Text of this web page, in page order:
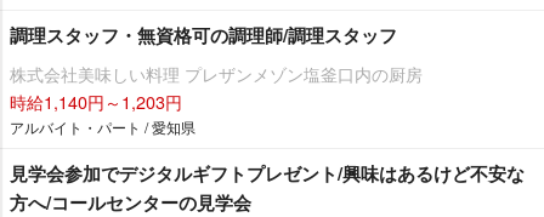
調理スタッフ・無資格可の調理師/調理スタッフ
株式会社美味しい料理 プレザンメゾン塩釜口内の厨房
時給1,140円～1,203円
アルバイト・パート / 愛知県
見学会参加でデジタルギフトプレゼント/興味はあるけど不安な
方へ/コールセンターの見学会